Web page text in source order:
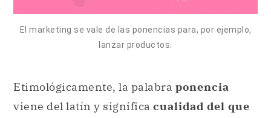
El marketing se vale de las ponencias para, por ejemplo,
lanzar productos.
Etimológicamente, la palabra ponencia
viene del latín y significa cualidad del que